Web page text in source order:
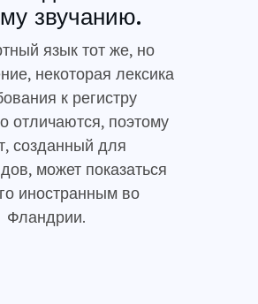
звучанию.
язык тот же, но
некоторая лексика
к регистру
отличаются, поэтому
созданный для
может показаться
иностранным во
Фландрии.